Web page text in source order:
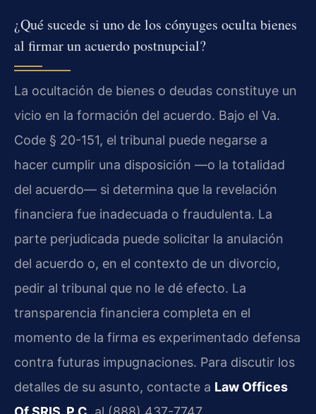
¿Qué sucede si uno de los cónyuges oculta bienes
al firmar un acuerdo postnupcial?
La ocultación de bienes o deudas constituye un
vicio en la formación del acuerdo. Bajo el Va.
Code § 20-151, el tribunal puede negarse a
hacer cumplir una disposición —o la totalidad
del acuerdo— si determina que la revelación
financiera fue inadecuada o fraudulenta. La
parte perjudicada puede solicitar la anulación
del acuerdo o, en el contexto de un divorcio,
pedir al tribunal que no le dé efecto. La
transparencia financiera completa en el
momento de la firma es experimentado defensa
contra futuras impugnaciones. Para discutir los
detalles de su asunto, contacte a Law Offices